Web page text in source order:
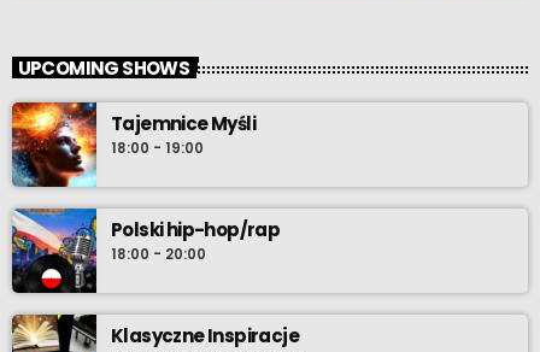
UPCOMING SHOWS
Tajemnice Myśli
18:00 - 19:00
Polski hip-hop/rap
18:00 - 20:00
Klasyczne Inspiracje